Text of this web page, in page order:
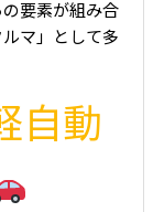
要素が組み合
マ」として多
自動